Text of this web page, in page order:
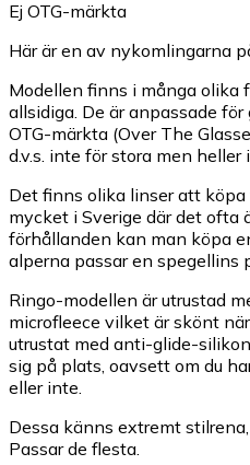
Ej OTG-märkta
Här är en av nykomlingarna
Modellen finns i många olika
allsidiga. De är anpassade
OTG-märkta (Over The
d.v.s. inte för stora men heller
Det finns olika linser att köpa
mycket i Sverige där det ofta
förhållanden kan man köpa
alperna passar en spegellins
Ringo-modellen är utrustad
microfleece vilket är skönt
utrustat med anti-glide-
sig på plats, oavsett om du
eller inte.
Dessa känns extremt
Passar de flesta.